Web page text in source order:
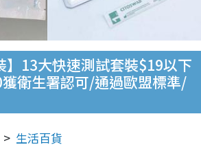
】13大快速測試套裝$19以下
衛生署認可/通過歐盟標準/
生活百貨